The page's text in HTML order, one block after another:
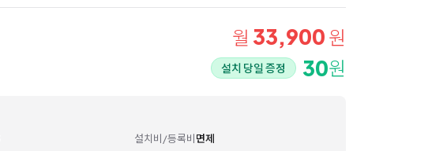
월 33,900 원
설치 당일 증정 30원
설치비/등록비면제